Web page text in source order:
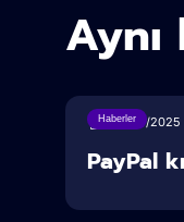
Haberler
30/07/2025
PayPal